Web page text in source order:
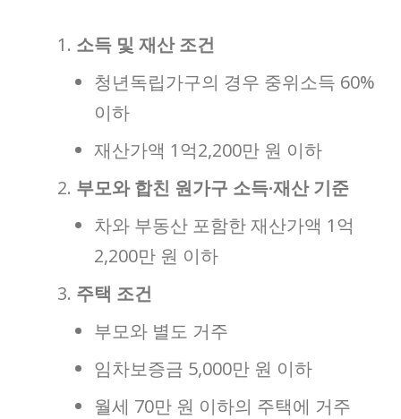
소득 및 재산 조건
청년독립가구의 경우 중위소득 60%
이하
재산가액 1억2,200만 원 이하
부모와 합친 원가구 소득·재산 기준
차와 부동산 포함한 재산가액 1억
2,200만 원 이하
주택 조건
부모와 별도 거주
임차보증금 5,000만 원 이하
월세 70만 원 이하의 주택에 거주